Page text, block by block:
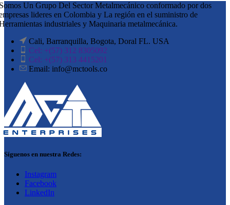
Un Grupo Del Sector Metalmecánico conformado por dos
lideres en Colombia y La región en el suministro de
industriales y Maquinaria metalmecánica.
Cali, Barranquilla, Bogota, Doral FL. USA
Cel: +(57) 312 8305092
Cel: +(57) 313 4415201
Email: info@mctools.co
Síguenos en nuestra Redes:
Instagram
Facebook
LinkedIn